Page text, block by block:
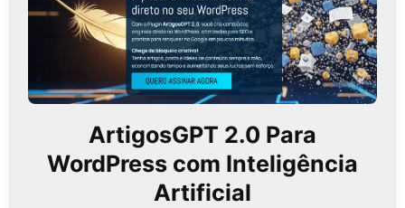
ArtigosGPT 2.0 Para
WordPress com Inteligência
Artificial